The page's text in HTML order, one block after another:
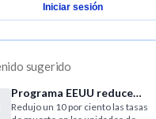
Iniciar sesión
sugerido
Programa EEUU reduce
infecciones hospitalarias
Redujo un 10 por ciento las tasas